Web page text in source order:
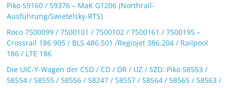
Piko 59160 / 59376 – MaK G1206 (Northrail-
Ausführung/Swietelsky-RTS)
Roco 7500099 / 7500101 / 7500102 / 7500161 / 7500195 –
Crossrail 186 905 / BLS 486.501 /Regiojet 386.204 / Railpool
186 / LTE 186
Die UIC-Y-Wagen der CSD / CD / DR / UZ / SZD: Piko 58553 /
58554 / 58555 / 58556 / 58247 / 58557 / 58564 / 58565 / 58563 /